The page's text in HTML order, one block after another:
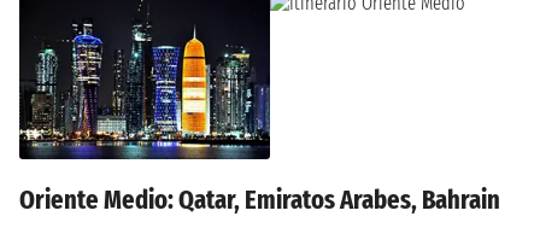
Oriente Medio: Qatar, Emiratos Arabes, Bahrain